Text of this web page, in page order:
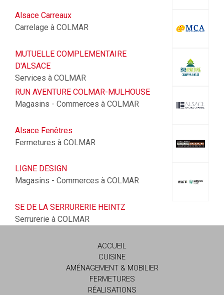
Alsace Carreaux
Carrelage à COLMAR
MUTUELLE COMPLEMENTAIRE
D'ALSACE
Services à COLMAR
RUN AVENTURE COLMAR-MULHOUSE
Magasins - Commerces à COLMAR
Alsace Fenêtres
Fermetures à COLMAR
LIGNE DESIGN
Magasins - Commerces à COLMAR
SE DE LA SERRURERIE HEINTZ
Serrurerie à COLMAR
ACCUEIL
CUISINE
AMÉNAGEMENT & MOBILIER
FERMETURES
RÉALISATIONS